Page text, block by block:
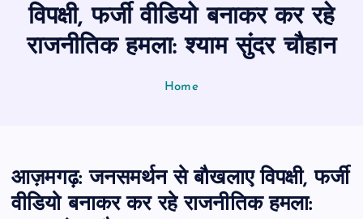
विपक्षी, फर्जी वीडियो बनाकर कर रहे
राजनीतिक हमला: श्याम सुंदर चौहान
Home
आज़मगढ़: जनसमर्थन से बौखलाए विपक्षी, फर्जी
वीडियो बनाकर कर रहे राजनीतिक हमला: